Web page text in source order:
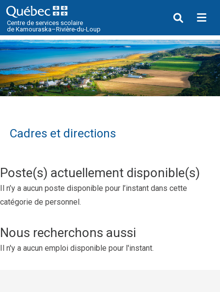
Cadres et directions
Poste(s) actuellement disponible(s)
Il n’y a aucun poste disponible pour l’instant dans cette
catégorie de personnel.
Nous recherchons aussi
Il n'y a aucun emploi disponible pour l'instant.
Centre de services scolaire
de Kamouraska–Rivière-du-Loup